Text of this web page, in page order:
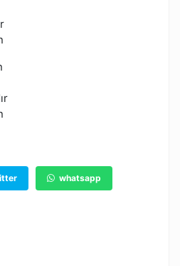
whatsapp